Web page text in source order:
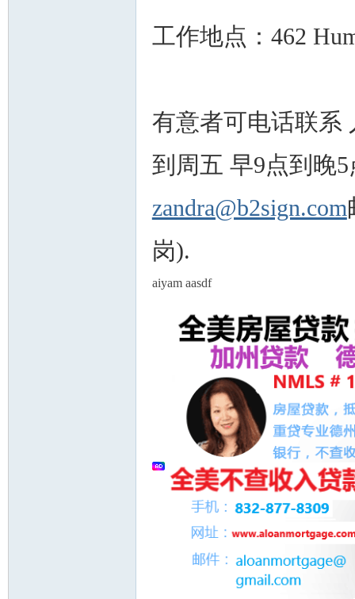
工作地点：462
有意者可电话联系
到周五 早9点到晚
zandra@b2sign.com
岗).
aiyam aasdf